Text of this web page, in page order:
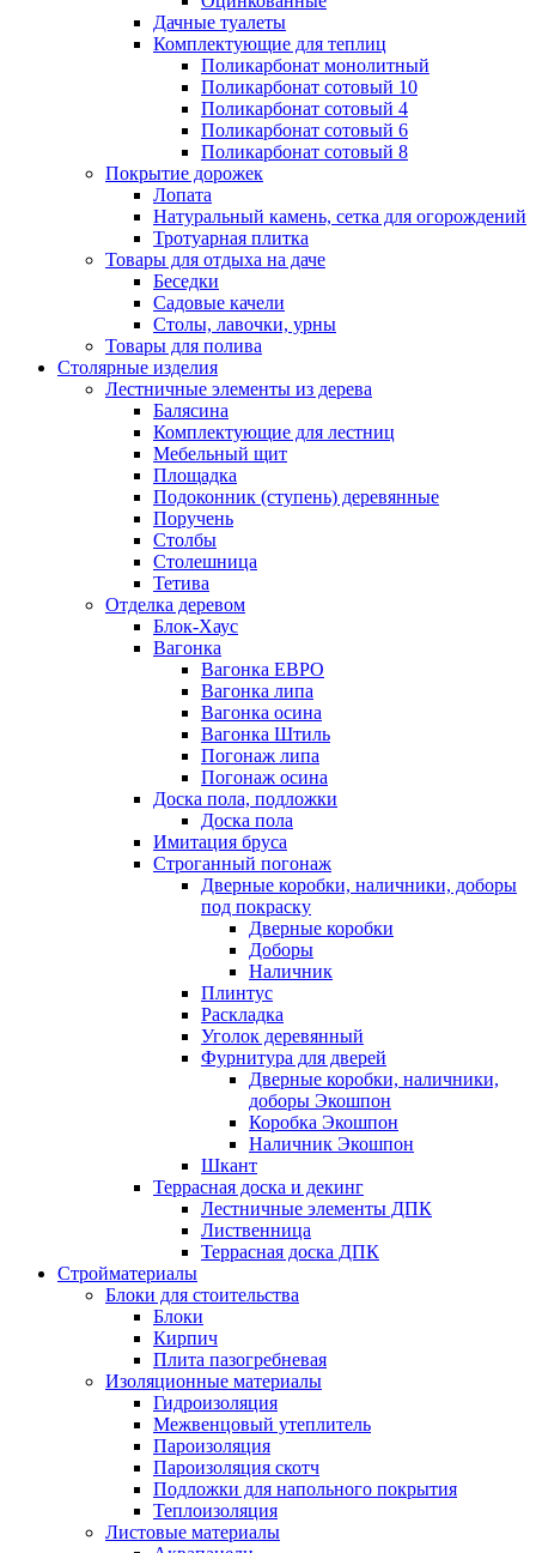
Дачные туалеты
Комплектующие для теплиц
Поликарбонат монолитный
Поликарбонат сотовый 10
Поликарбонат сотовый 4
Поликарбонат сотовый 6
Поликарбонат сотовый 8
Покрытие дорожек
Лопата
Натуральный камень, сетка для огорождений
Тротуарная плитка
Товары для отдыха на даче
Беседки
Садовые качели
Столы, лавочки, урны
Товары для полива
Столярные изделия
Лестничные элементы из дерева
Балясина
Комплектующие для лестниц
Мебельный щит
Площадка
Подоконник (ступень) деревянные
Поручень
Столбы
Столешница
Тетива
Отделка деревом
Блок-Хаус
Вагонка
Вагонка ЕВРО
Вагонка липа
Вагонка осина
Вагонка Штиль
Погонаж липа
Погонаж осина
Доска пола, подложки
Доска пола
Имитация бруса
Строганный погонаж
Дверные коробки, наличники, доборы
под покраску
Дверные коробки
Доборы
Наличник
Плинтус
Раскладка
Уголок деревянный
Фурнитура для дверей
Дверные коробки, наличники,
доборы Экошпон
Коробка Экошпон
Наличник Экошпон
Шкант
Террасная доска и декинг
Лестничные элементы ДПК
Лиственница
Террасная доска ДПК
Стройматериалы
Блоки для стоительства
Блоки
Кирпич
Плита пазогребневая
Изоляционные материалы
Гидроизоляция
Межвенцовый утеплитель
Пароизоляция
Пароизоляция скотч
Подложки для напольного покрытия
Теплоизоляция
Листовые материалы